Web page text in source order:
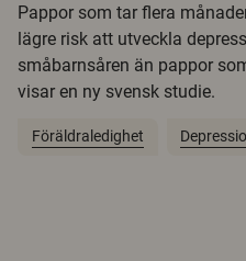
Pappor som tar flera
lägre risk att utveckla
småbarnsåren än pappor
visar en ny svensk studie.
Föräldraledighet